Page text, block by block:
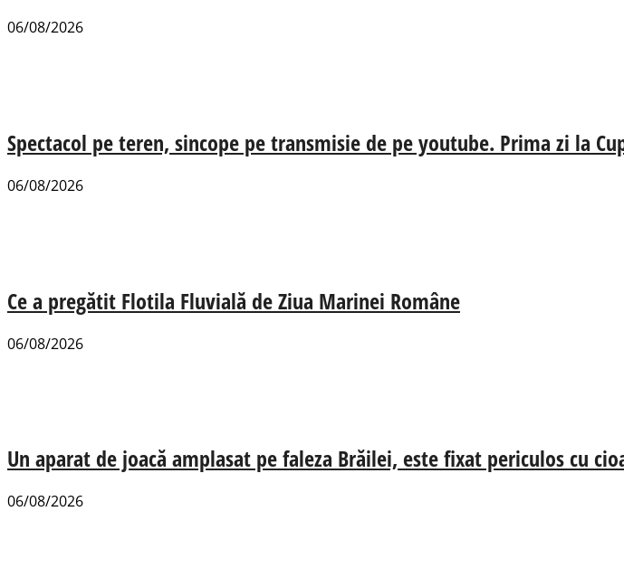
06/08/2026
Spectacol pe teren, sincope pe transmisie de pe youtube. Prima zi la
06/08/2026
Ce a pregătit Flotila Fluvială de Ziua Marinei Române
06/08/2026
Un aparat de joacă amplasat pe faleza Brăilei, este fixat periculos cu
06/08/2026